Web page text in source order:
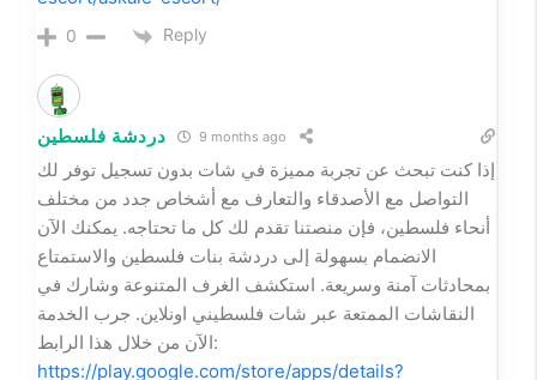
يتم اختيار أجود أنواع التمور والمنتجات الحساوية بعناية فائقة.
يعكس كرم الضيافة العربية وأصالة المذاق الفريد. كما أن
الطلب المتزايد على هذه المنتجات جعلها خياراً مثالياً
للمناسبات الخاصة والاحتفالات، لتكون دائماً حاضرة على
الموائد. إن تمور للضيافة الفاخرة يعكس تميز الإنتاج المحلي
وجودته. إن متجر تمور أونلاين موثوق يعكس تميز الإنتاج
المحلي وجودته.
0 Reply
Willie George 9 months ago